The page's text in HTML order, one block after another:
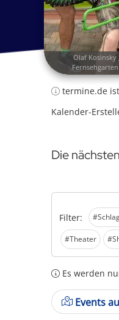
Olaf Kosinsky
termine.de
Kalender-
Die
Filter:
#Theater
Es werden
Events